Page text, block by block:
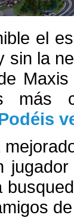
el
sin la
más